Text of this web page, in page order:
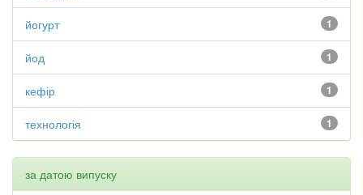
1
йогурт
1
йод
1
кефір
1
технологія
за датою випуску